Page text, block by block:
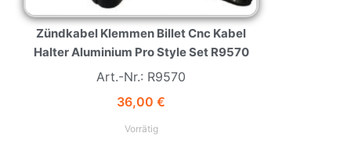
Zündkabel Klemmen Billet Cnc Kabel
Halter Aluminium Pro Style Set R9570
Art.-Nr.: R9570
36,00 €
Vorrätig